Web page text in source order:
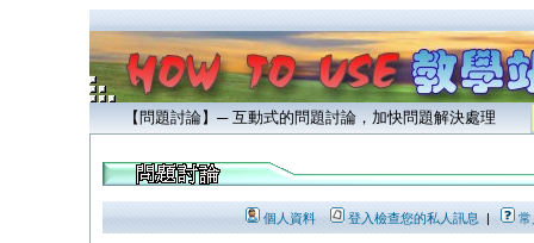
【問題討論】─ 互動式的問題討論，加快問題解決處理
個人資料 登入檢查您的私人訊息| 常